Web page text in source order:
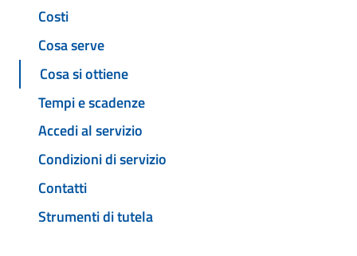
Costi
Cosa serve
Cosa si ottiene
Tempi e scadenze
Accedi al servizio
Condizioni di servizio
Contatti
Strumenti di tutela